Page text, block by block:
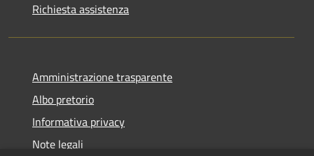
Richiesta assistenza
Amministrazione trasparente
Albo pretorio
Informativa privacy
Note legali